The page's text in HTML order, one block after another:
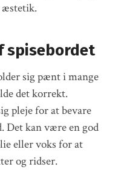
æstetik.
spisebordet
sig pænt i mange
det korrekt.
pleje for at bevare
Det kan være en god
eller voks for at
og ridser.